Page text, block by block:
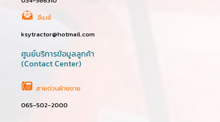
อีเมล์
ksytractor@hotmail.com
ศูนย์บริการข้อมูลลูกค้า
(Contact Center)
สายด่วนฝ่ายขาย
065-502-2000